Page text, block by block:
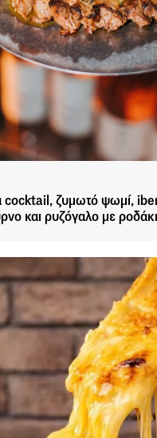
cocktail, ζυμωτό ψωμί,
και ρυζόγαλο με